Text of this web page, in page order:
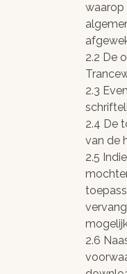
waarop
2.2 De
2.3
2.4 De
van de
2.5
2.6